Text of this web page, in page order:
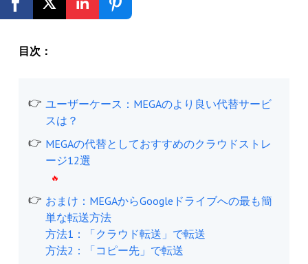
無料登録
目次：
ユーザーケース：MEGAのより良い代替サービ
スは？
MEGAの代替としておすすめのクラウドストレ
ージ12選
おまけ：MEGAからGoogleドライブへの最も簡
単な転送方法
方法1：「クラウド転送」で転送
方法2：「コピー先」で転送